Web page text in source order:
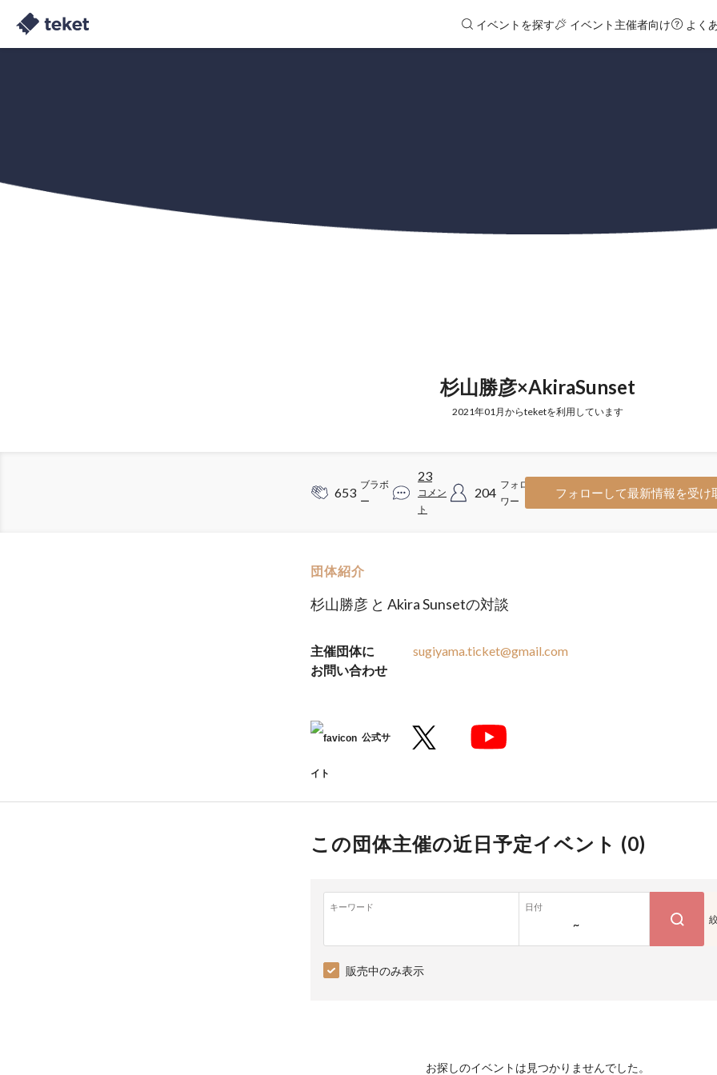
イベントを探す イベント主催者向け よく
杉山勝彦×AkiraSunset
2021年01月からteketを利用しています
653
ブラボ
ー
23
コメン
ト
204
フォロ
ワー
フォローして最新情報を受け
団体紹介
杉山勝彦 と Akira Sunsetの対談
主催団体に
お問い合わせ
sugiyama.ticket@gmail.com
公式サ
イト
この団体主催の近日予定イベント (0)
キーワード 日付
~
販売中のみ表示
お探しのイベントは見つかりませんでした。